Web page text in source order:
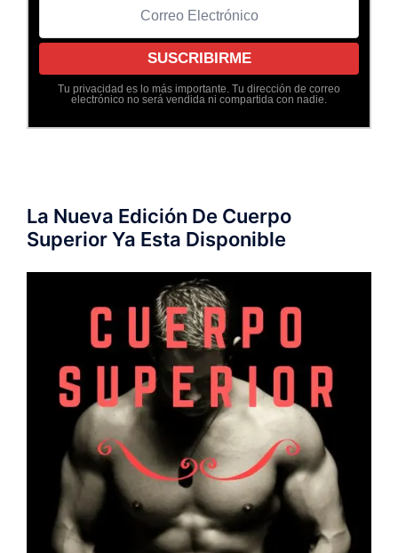
Tu privacidad es lo más importante. Tu dirección de correo
electrónico no será vendida ni compartida con nadie.
La Nueva Edición De Cuerpo
Superior Ya Esta Disponible